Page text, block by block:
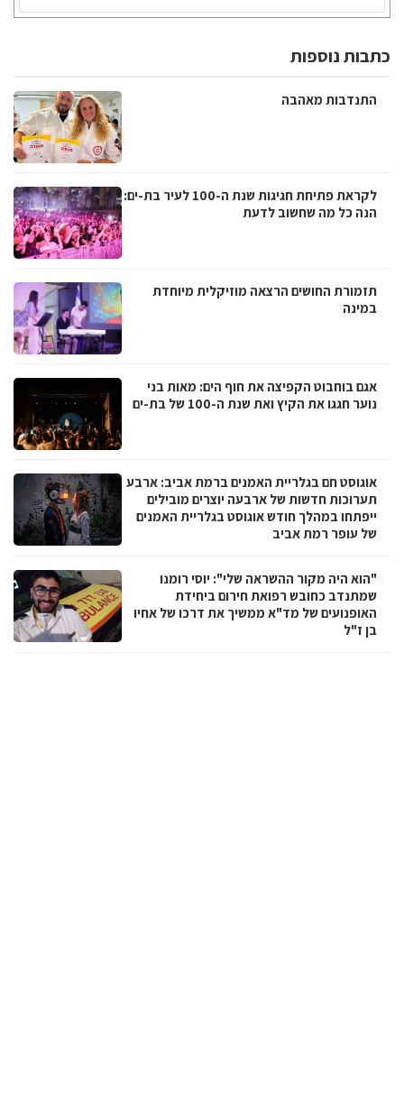
כתבות נוספות
התנדבות מאהבה
לקראת פתיחת חגיגות שנת ה-100 לעיר בת-ים:
הנה כל מה שחשוב לדעת
תזמורת החושים הרצאה מוזיקלית מיוחדת
במינה
אגם בוחבוט הקפיצה את חוף הים: מאות בני
נוער חגגו את הקיץ ואת שנת ה-100 של בת-ים
אוגוסט חם בגלריית האמנים ברמת אביב: ארבע
תערוכות חדשות של ארבעה יוצרים מובילים
ייפתחו במהלך חודש אוגוסט בגלריית האמנים
של עופר רמת אביב
"הוא היה מקור ההשראה שלי": יוסי רומנו
שמתנדב כחובש רפואת חירום ביחידת
האופנועים של מד"א ממשיך את דרכו של אחיו
בן ז"ל